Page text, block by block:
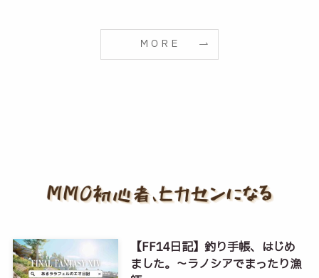
ＭＯＲＥ
【FF14日記】釣り手帳、はじめ
ました。～ラノシアでまったり漁